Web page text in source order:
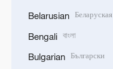
Belarusian Беларуская
Bengali বাংলা
Bulgarian Български